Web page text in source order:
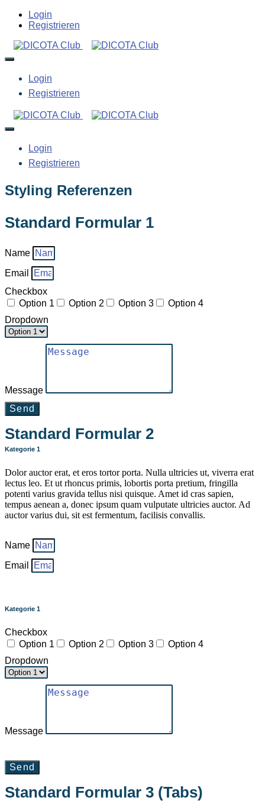
Login
Registrieren
Login
Registrieren
Login
Registrieren
Styling Referenzen
Standard Formular 1
Name
Email
Checkbox
Option 1
Option 2 Option 3
Option 4
Dropdown
Message
Send
Standard Formular 2
Kategorie 1
Dolor auctor erat, et eros tortor porta. Nulla ultricies ut, viverra erat
lectus leo. Et ut rhoncus primis, lobortis porta pretium, fringilla
potenti varius gravida tellus nisi quisque. Amet id cras sapien,
tempus aenean a, donec ipsum quam vulputate ultricies auctor. Ad
auctor varius dui, sit est fermentum, facilisis convallis.
Name
Email
Kategorie 1
Checkbox
Option 1
Option 2 Option 3
Option 4
Dropdown
Message
Send
Standard Formular 3 (Tabs)